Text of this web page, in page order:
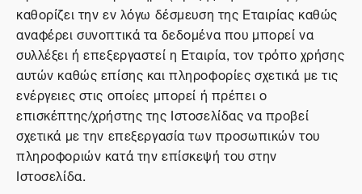
καθορίζει την εν λόγω δέσμευση της Εταιρίας καθώς
αναφέρει συνοπτικά τα δεδομένα που μπορεί να
συλλέξει ή επεξεργαστεί η Εταιρία, τον τρόπο χρήσης
αυτών καθώς επίσης και πληροφορίες σχετικά με τις
ενέργειες στις οποίες μπορεί ή πρέπει ο
επισκέπτης/χρήστης της Ιστοσελίδας να προβεί
σχετικά με την επεξεργασία των προσωπικών του
πληροφοριών κατά την επίσκεψή του στην
Ιστοσελίδα.